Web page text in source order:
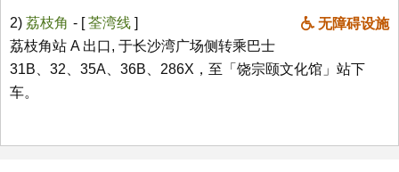
2) 荔枝角 无障碍设施
- [荃湾线 ]
荔枝角站 A 出口, 于长沙湾广场侧转乘巴士
31B、32、35A、36B、286X，至「饶宗颐文化馆」站下
车。